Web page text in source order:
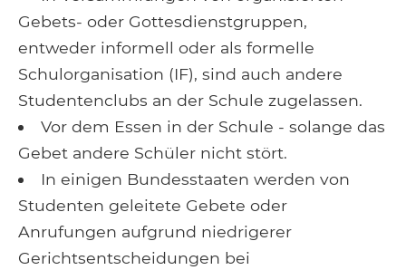
Gebets- oder Gottesdienstgruppen,
entweder informell oder als formelle
Schulorganisation (IF), sind auch andere
Studentenclubs an der Schule zugelassen.
Vor dem Essen in der Schule - solange das
Gebet andere Schüler nicht stört.
In einigen Bundesstaaten werden von
Studenten geleitete Gebete oder
Anrufungen aufgrund niedrigerer
Gerichtsentscheidungen bei